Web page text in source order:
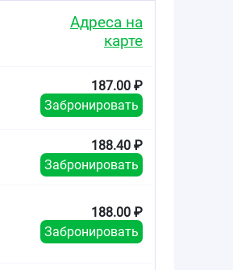
5мг №30
Адреса на
карте
187.00 ₽
Забронировать
188.40 ₽
Забронировать
188.00 ₽
Забронировать